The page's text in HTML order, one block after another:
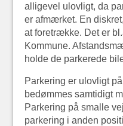
alligevel ulovligt, da
er afmærket. En
at foretrække. Det er
Kommune.
holde de parkerede
Parkering er ulovligt
bedømmes samtidigt
Parkering på smalle
parkering i anden